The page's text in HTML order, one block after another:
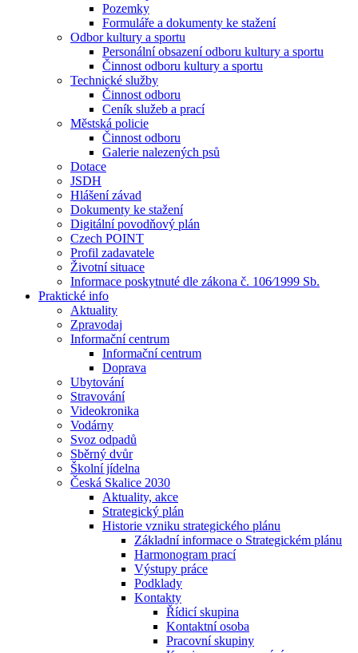
Pozemky
Formuláře a dokumenty ke stažení
Odbor kultury a sportu
Personální obsazení odboru kultury a sportu
Činnost odboru kultury a sportu
Technické služby
Činnost odboru
Ceník služeb a prací
Městská policie
Činnost odboru
Galerie nalezených psů
Dotace
JSDH
Hlášení závad
Dokumenty ke stažení
Digitální povodňový plán
Czech POINT
Profil zadavatele
Životní situace
Informace poskytnuté dle zákona č. 106⁄1999 Sb.
Praktické info
Aktuality
Zpravodaj
Informační centrum
Informační centrum
Doprava
Ubytování
Stravování
Videokronika
Vodárny
Svoz odpadů
Sběrný dvůr
Školní jídelna
Česká Skalice 2030
Aktuality, akce
Strategický plán
Historie vzniku strategického plánu
Základní informace o Strategickém plánu
Harmonogram prací
Výstupy práce
Podklady
Kontakty
Řídicí skupina
Kontaktní osoba
Pracovní skupiny